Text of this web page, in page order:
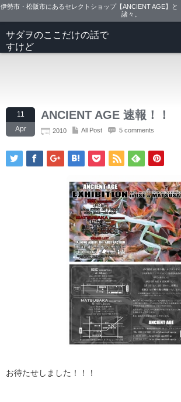
伊勢市・松阪市にあるセレクトショップ【ANCIENT AGE】
諸々。
サダヲのここだけの話で
すけど
11
Apr
ANCIENT AGE 速報！！
2010 All Post 5 comments
お待たせしました！！！